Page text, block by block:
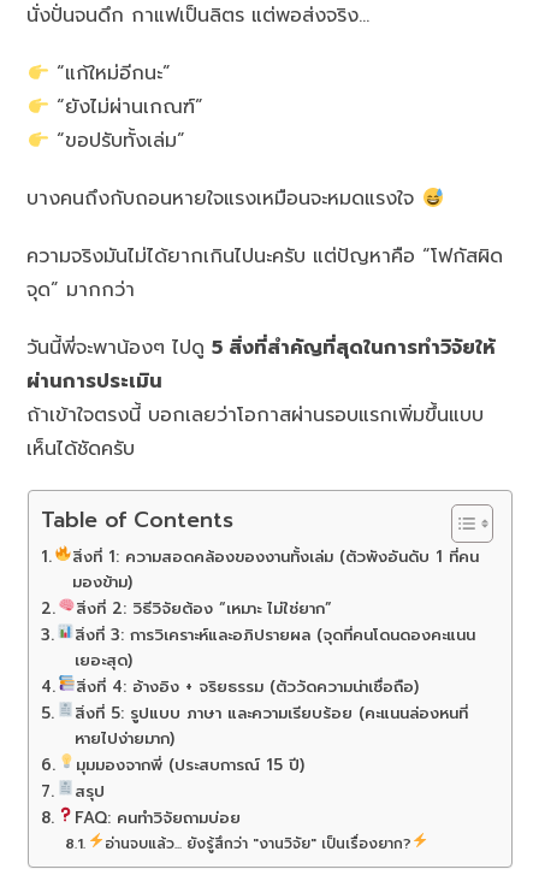
นั่งปั่นจนดึก กาแฟเป็นลิตร แต่พอส่งจริง…
“แก้ใหม่อีกนะ”
“ยังไม่ผ่านเกณฑ์”
“ขอปรับทั้งเล่ม”
บางคนถึงกับถอนหายใจแรงเหมือนจะหมดแรงใจ
ความจริงมันไม่ได้ยากเกินไปนะครับ แต่ปัญหาคือ “โฟกัสผิด
จุด” มากกว่า
วันนี้พี่จะพาน้องๆ ไปดู5 สิ่งที่สำคัญที่สุดในการทำวิจัยให้
ผ่านการประเมิน
ถ้าเข้าใจตรงนี้ บอกเลยว่าโอกาสผ่านรอบแรกเพิ่มขึ้นแบบ
เห็นได้ชัดครับ
Table of Contents
สิ่งที่ 1: ความสอดคล้องของงานทั้งเล่ม (ตัวพังอันดับ 1 ที่คน
มองข้าม)
สิ่งที่ 2: วิธีวิจัยต้อง “เหมาะ ไม่ใช่ยาก”
สิ่งที่ 3: การวิเคราะห์และอภิปรายผล (จุดที่คนโดนดองคะแนน
เยอะสุด)
สิ่งที่ 4: อ้างอิง + จริยธรรม (ตัววัดความน่าเชื่อถือ)
สิ่งที่ 5: รูปแบบ ภาษา และความเรียบร้อย (คะแนนล่องหนที่
หายไปง่ายมาก)
มุมมองจากพี่ (ประสบการณ์ 15 ปี)
สรุป
FAQ: คนทำวิจัยถามบ่อย
อ่านจบแล้ว... ยังรู้สึกว่า "งานวิจัย" เป็นเรื่องยาก?